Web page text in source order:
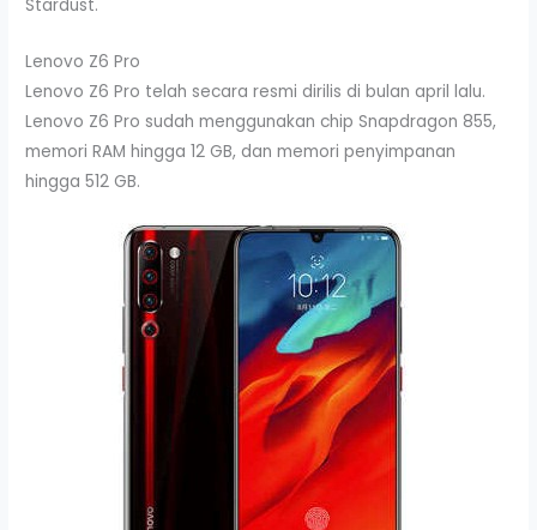
Stardust.
Lenovo Z6 Pro
Lenovo Z6 Pro telah secara resmi dirilis di bulan april lalu.
Lenovo Z6 Pro sudah menggunakan chip Snapdragon 855,
memori RAM hingga 12 GB, dan memori penyimpanan
hingga 512 GB.